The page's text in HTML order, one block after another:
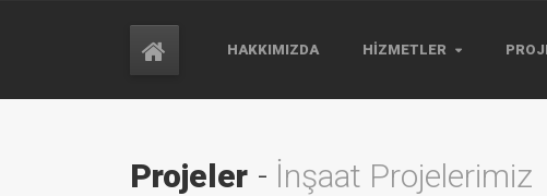
HAKKIMIZDA HIZMETLER
Projeler İnşaat Projelerimiz